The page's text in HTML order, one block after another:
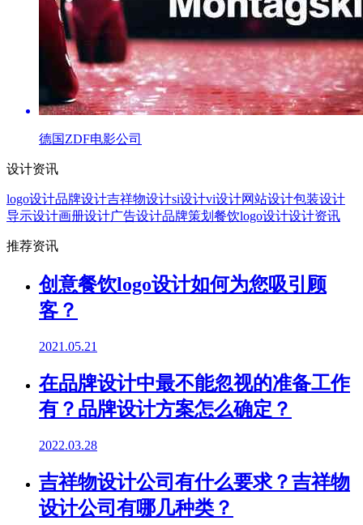
德国ZDF电影公司
设计资讯
logo设计品牌设计吉祥物设计si设计vi设计网站设计包装设计
导示设计画册设计广告设计品牌策划 餐饮logo设计设计资讯
推荐资讯
创意餐饮logo设计如何为您吸引顾
客？
2021.05.21
在品牌设计中最不能忽视的准备工作
有？品牌设计方案怎么确定？
2022.03.28
吉祥物设计公司有什么要求？吉祥物
设计公司有哪几种类？